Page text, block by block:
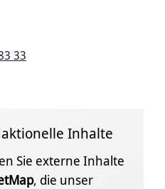
33
Inhalte
Sie externe Inhalte
, die unser